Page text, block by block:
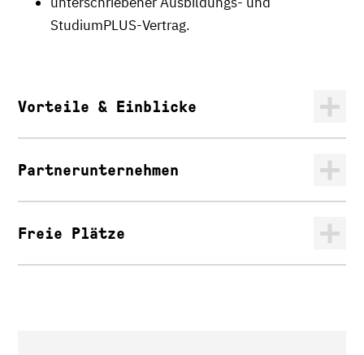
StudiumPLUS-Vertrag.
Vorteile & Einblicke
Partnerunternehmen
Freie Plätze